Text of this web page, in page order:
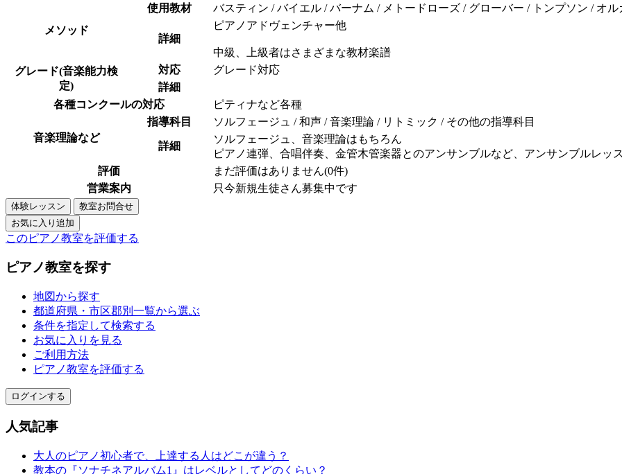
メソッド
使用教材 バスティン / バイエル / バーナム / メトードローズ / グローバー / トンプソン / オ
詳細
ピアノアドヴェンチャー他
中級、上級者はさまざまな教材楽譜
グレード(音楽能力検
定)
対応
グレード対応
詳細
各種コンクールの対応
ピティナなど各種
音楽理論など
指導科目 ソルフェージュ / 和声 / 音楽理論 / リトミック / その他の指導科目
詳細
ソルフェージュ、音楽理論はもちろん
ピアノ連弾、合唱伴奏、金管木管楽器とのアンサンブルなど、アンサンブルレッ
評価
まだ評価はありません(0件)
営業案内
只今新規生徒さん募集中です
このピアノ教室を評価する
ピアノ教室を探す
地図から探す
都道府県・市区郡別一覧から選ぶ
条件を指定して検索する
お気に入りを見る
ご利用方法
ピアノ教室を評価する
ログインする
人気記事
大人のピアノ初心者で、上達する人はどこが違う？
教本の『ソナチネアルバム1』はレベルとしてどのくらい？